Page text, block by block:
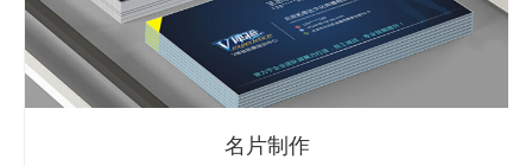
名片制作